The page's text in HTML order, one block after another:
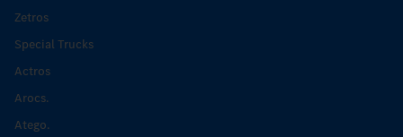
Zetros
Special Trucks
Actros
Arocs.
Atego.